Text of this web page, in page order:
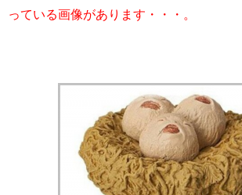
っている画像があります・・・。